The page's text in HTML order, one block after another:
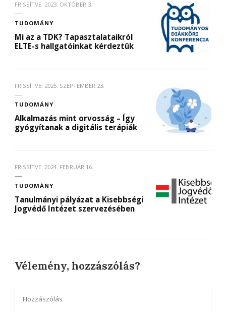
FRISSÍTVE: 2023. OKTÓBER 3.
TUDOMÁNY
Mi az a TDK? Tapasztalataikról
ELTE-s hallgatóinkat kérdeztük
FRISSÍTVE: 2025. SZEPTEMBER 23.
TUDOMÁNY
Alkalmazás mint orvosság – Így
gyógyítanak a digitális terápiák
FRISSÍTVE: 2024. FEBRUÁR 16.
TUDOMÁNY
Tanulmányi pályázat a Kisebbségi
Jogvédő Intézet szervezésében
Vélemény, hozzászólás?